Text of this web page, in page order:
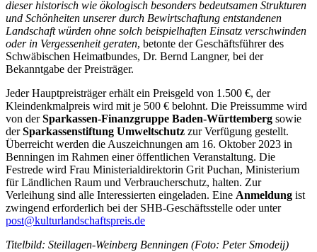
dieser historisch wie ökologisch besonders bedeutsamen Strukturen
und Schönheiten unserer durch Bewirtschaftung entstandenen
Landschaft würden ohne solch beispielhaften Einsatz verschwinden
oder in Vergessenheit geraten, betonte der Geschäftsführer des
Schwäbischen Heimatbundes, Dr. Bernd Langner, bei der
Bekanntgabe der Preisträger.
Jeder Hauptpreisträger erhält ein Preisgeld von 1.500 €, der
Kleindenkmalpreis wird mit je 500 € belohnt. Die Preissumme wird
von derSparkassen-Finanzgruppe Baden-Württemberg sowie
derSparkassenstiftung Umweltschutz zur Verfügung gestellt.
Über­reicht werden die Auszeichnungen am 16. Oktober 2023 in
Benningen im Rahmen einer öffentlichen Veranstaltung. Die
Festrede wird Frau Ministerialdirektorin Grit Puchan, Ministerium
für Ländlichen Raum und Verbraucherschutz, halten. Zur
Verleihung sind alle Interessierten eingeladen. Eine Anmeldung ist
zwingend erforderlich bei der SHB-Geschäftsstelle oder unter
post@kulturlandschaftspreis.de
Titelbild: Steillagen-Weinberg Benningen (Foto: Peter Smodeij)